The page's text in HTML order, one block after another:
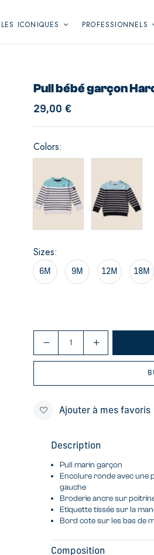
LES ICONIQUES PROFESSIONNELS
Pull bébé garçon
29,00€
Colors
Sizes
6M 9M 12M 18M
Ajouter à mes favoris
Description
Pull marin garçon
Encolure ronde avec une
gauche
Broderie ancre sur
Etiquette tissée sur la
Bord cote sur les bas de
Composition